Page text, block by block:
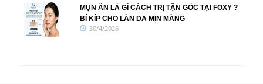
MỤN ẨN LÀ GÌ CÁCH TRỊ TẬN GỐC TẠI FOXY ?
BÍ KÍP CHO LÀN DA MỊN MÀNG
30/4/2026